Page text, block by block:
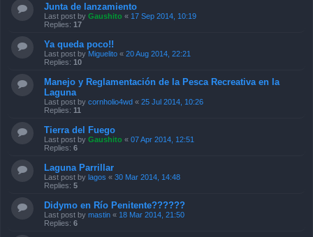
Junta de lanzamiento
Last post by Gaushito « 17 Sep 2014, 10:19
Replies: 17
Ya queda poco!!
Last post by Miguelito « 20 Aug 2014, 22:21
Replies: 10
Manejo y Reglamentación de la Pesca Recreativa en la
Laguna
Last post by cornholio4wd « 25 Jul 2014, 10:26
Replies: 11
Tierra del Fuego
Last post by Gaushito « 07 Apr 2014, 12:51
Replies: 6
Laguna Parrillar
Last post by lagos « 30 Mar 2014, 14:48
Replies: 5
Didymo en Río Penitente??????
Last post by mastin « 18 Mar 2014, 21:50
Replies: 6